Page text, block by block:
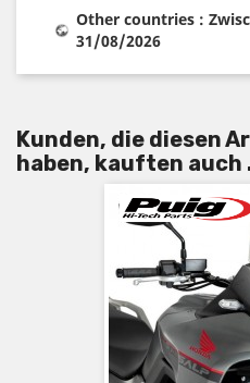
Other countries :
31/08/2026
Kunden, die diesen
haben, kauften auch